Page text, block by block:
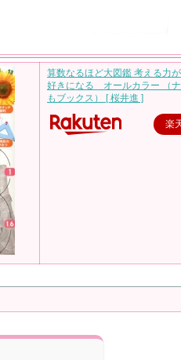
算数なるほど大図鑑 考える力
好きになる オールカラー （
もブックス） [ 桜井進 ]
楽